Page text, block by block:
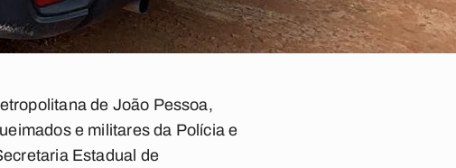
de João Pessoa,
e militares da Polícia e
Estadual de